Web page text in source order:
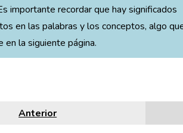
importante recordar que hay significados
en las palabras y los conceptos, algo
en la siguiente página.
Anterior